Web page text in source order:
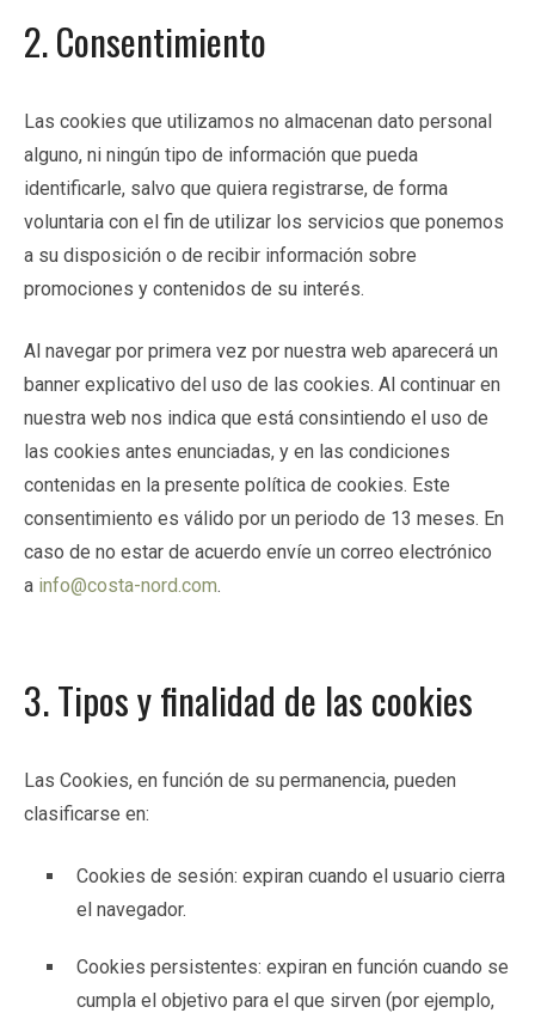
2. Consentimiento
Las cookies que utilizamos no almacenan dato personal
alguno, ni ningún tipo de información que pueda
identificarle, salvo que quiera registrarse, de forma
voluntaria con el fin de utilizar los servicios que ponemos
a su disposición o de recibir información sobre
promociones y contenidos de su interés.
Al navegar por primera vez por nuestra web aparecerá un
banner explicativo del uso de las cookies. Al continuar en
nuestra web nos indica que está consintiendo el uso de
las cookies antes enunciadas, y en las condiciones
contenidas en la presente política de cookies. Este
consentimiento es válido por un periodo de 13 meses. En
caso de no estar de acuerdo envíe un correo electrónico
a info@costa-nord.com.
3. Tipos y finalidad de las cookies
Las Cookies, en función de su permanencia, pueden
clasificarse en:
Cookies de sesión: expiran cuando el usuario cierra
el navegador.
Cookies persistentes: expiran en función cuando se
cumpla el objetivo para el que sirven (por ejemplo,